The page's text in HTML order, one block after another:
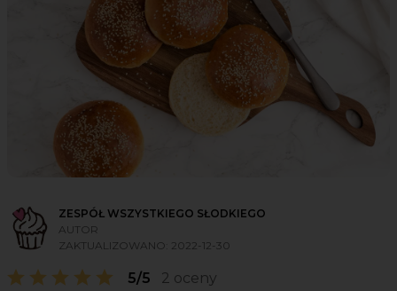
ZESPÓŁ WSZYSTKIEGO SŁODKIEGO
AUTOR
ZAKTUALIZOWANO: 2022-12-30
5/5 2 oceny